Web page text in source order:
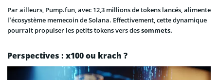
Par ailleurs, Pump.fun, avec 12,3 millions de tokens lancés, alimente
l’écosystème memecoin de Solana. Effectivement, cette dynamique
pourrait propulser les petits tokens vers dessommets.
Perspectives : x100 ou krach ?